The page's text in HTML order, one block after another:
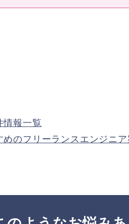
情報一覧
のフリーランスエンジニ